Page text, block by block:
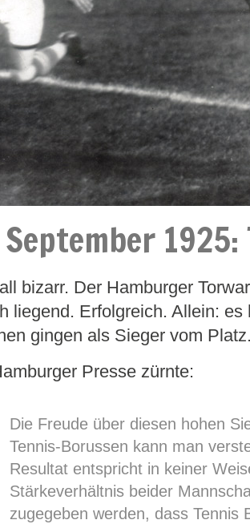
September
bizarr. Der Hamburger
liegend. Erfolgreich. Allein:
gingen als Sieger vom
Presse zürnte:
Die Freude über diesen hohen
Tennis-Borussen kann man
Resultat entspricht in keiner
Stärkeverhältnis beider
zugegeben werden, dass Tennis